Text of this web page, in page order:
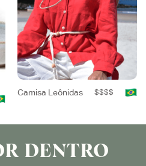
Camisa Leônidas $$$$
DENTRO